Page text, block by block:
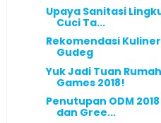
Upaya Sanitasi
Cuci Ta...
Rekomendasi
Gudeg
Yuk Jadi Tuan
Games 2018!
Penutupan ODM
dan Gree...